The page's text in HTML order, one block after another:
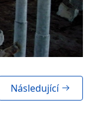
Následující